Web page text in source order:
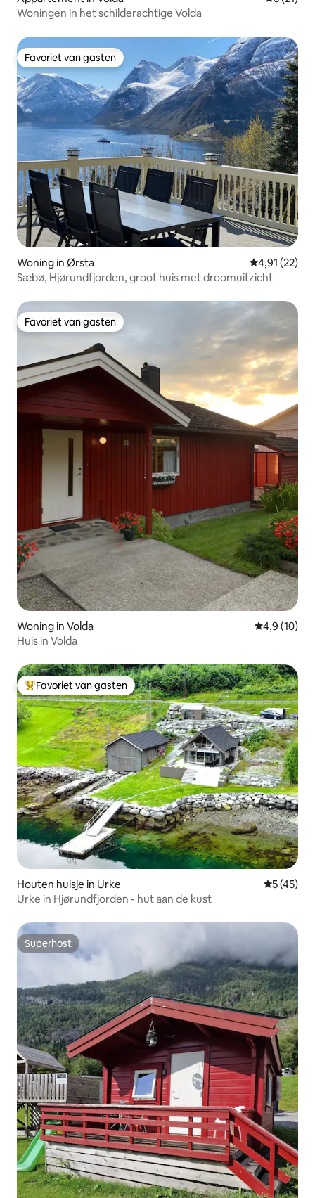
Woningen in het schilderachtige Volda
Favoriet van gasten
Favoriet van gasten
Woning in Ørsta Gemiddelde
4,91 (22)
Sæbø, Hjørundfjorden, groot huis met droomuitzicht
Favoriet van gasten
Favoriet van gasten
Woning in Volda
4,9 (10)
Huis in Volda
Topfavoriet van gasten
Favoriet van gasten
Houten huisje in Urke
5 (45)
Urke in Hjørundfjorden - hut aan de kust
Superhost
Superhost